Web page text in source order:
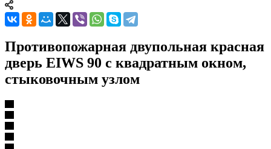
Противопожарная двупольная красная
дверь EIWS 90 с квадратным окном,
стыковочным узлом